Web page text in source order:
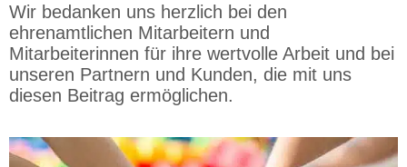
Wir bedanken uns herzlich bei den
ehrenamtlichen Mitarbeitern und
Mitarbeiterinnen für ihre wertvolle Arbeit und bei
unseren Partnern und Kunden, die mit uns
diesen Beitrag ermöglichen.